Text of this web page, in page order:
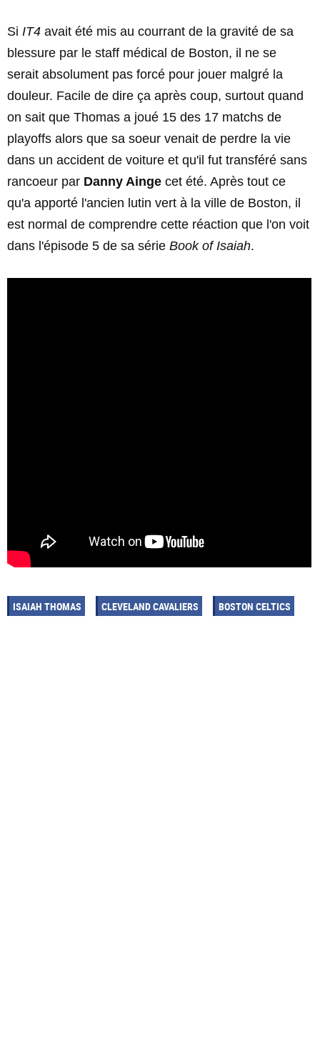
Si IT4 avait été mis au courrant de la gravité de sa
blessure par le staff médical de Boston, il ne se
serait absolument pas forcé pour jouer malgré la
douleur. Facile de dire ça après coup, surtout quand
on sait que Thomas a joué 15 des 17 matchs de
playoffs alors que sa soeur venait de perdre la vie
dans un accident de voiture et qu'il fut transféré sans
rancoeur par Danny Ainge cet été. Après tout ce
qu'a apporté l'ancien lutin vert à la ville de Boston, il
est normal de comprendre cette réaction que l'on voit
dans l'épisode 5 de sa série Book of Isaiah.
ISAIAH THOMAS CLEVELAND CAVALIERS BOSTON CELTICS